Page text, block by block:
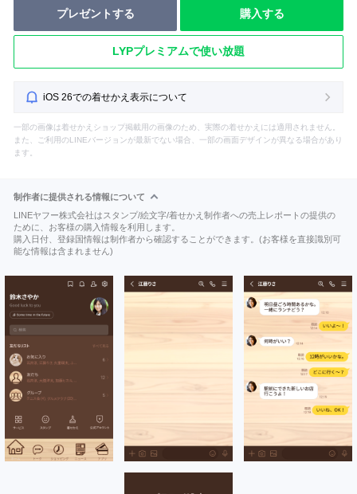
プレゼントする 購入する
LYPプレミアムで使い放題
iOS 26での着せかえ表示について
一部の画像は着せかえショップ掲載用の画像のため、実際の着せかえには適用されません。
また、ご利用のLINEバージョンが最新でない場合、一部の画面デザインが異なる場合があり
ます。
制作者に提供される情報について
LINEヤフー株式会社はスタンプ/絵文字/着せかえ制作者への売上レポートの提供の
ために、お客様の購入情報を利用します。
購入日付、登録国情報は制作者から確認することができます。(お客様を直接識別可
能な情報は含まれません)